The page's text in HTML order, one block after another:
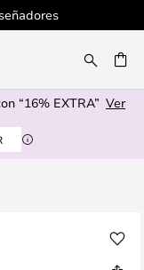
“16% EXTRA” Ver